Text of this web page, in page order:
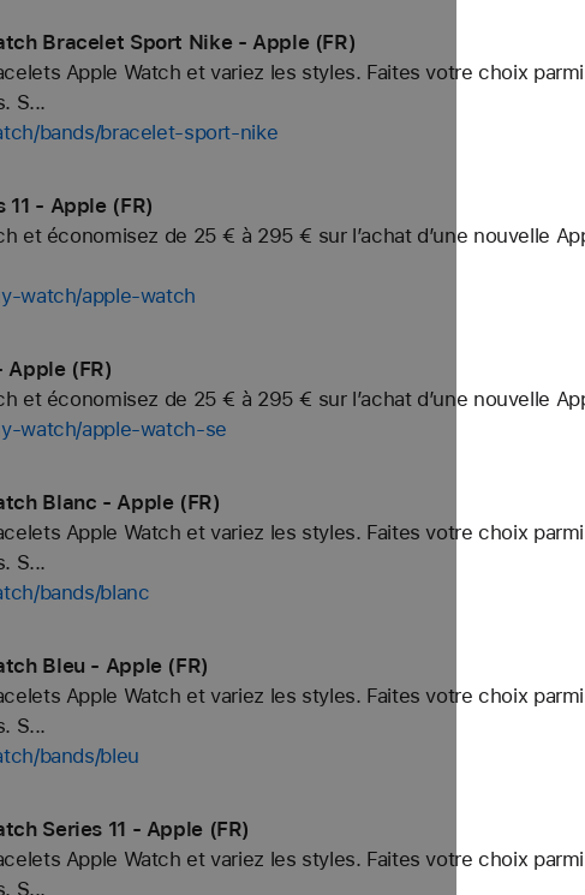
Bracelet Sport Nike - Apple (FR)
Apple Watch et variez les styles. Faites votre choix
S...
bands/bracelet-sport-nike
- Apple (FR)
et économisez de 25 € à 295 € sur l’achat d’une nouvelle
watch/apple-watch
Apple (FR)
et économisez de 25 € à 295 € sur l’achat d’une nouvelle
watch/apple-watch-se
Blanc - Apple (FR)
Apple Watch et variez les styles. Faites votre choix
S...
bands/blanc
Bleu - Apple (FR)
Apple Watch et variez les styles. Faites votre choix
S...
bands/bleu
Series 11 - Apple (FR)
Apple Watch et variez les styles. Faites votre choix
S...